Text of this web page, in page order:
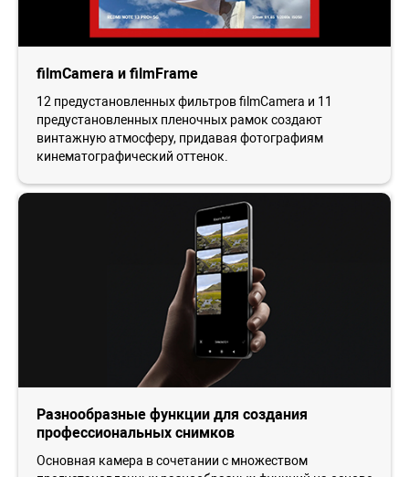
filmCamera и filmFrame
12 предустановленных фильтров filmCamera и 11
предустановленных пленочных рамок создают
винтажную атмосферу, придавая фотографиям
кинематографический оттенок.
Разнообразные функции для создания
профессиональных снимков
Основная камера в сочетании с множеством